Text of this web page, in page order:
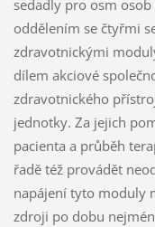
sedadly pro osm
oddělením se čtyřmi
zdravotnickými
dílem akciové
zdravotnického
jednotky. Za jejich
pacienta a průběh
řadě též provádět
napájení tyto moduly
zdroji po dobu